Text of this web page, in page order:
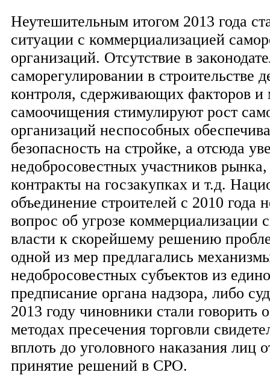
Неутешительным итогом 2013 года
ситуации с коммерциализацией
организаций. Отсутствие в
саморегулировании в строительстве
контроля, сдерживающих факторов и
самоочищения стимулируют рост
организаций неспособных
безопасность на стройке, а отсюда
недобросовестных участников
контракты на госзакупках и т.д.
объединение строителей с 2010 года
вопрос об угрозе коммерциализации
власти к скорейшему решению
одной из мер предлагались
недобросовестных субъектов из
предписание органа надзора, либо
2013 году чиновники стали говорить
методах пресечения торговли
вплоть до уголовного наказания лиц
принятие решений в СРО.